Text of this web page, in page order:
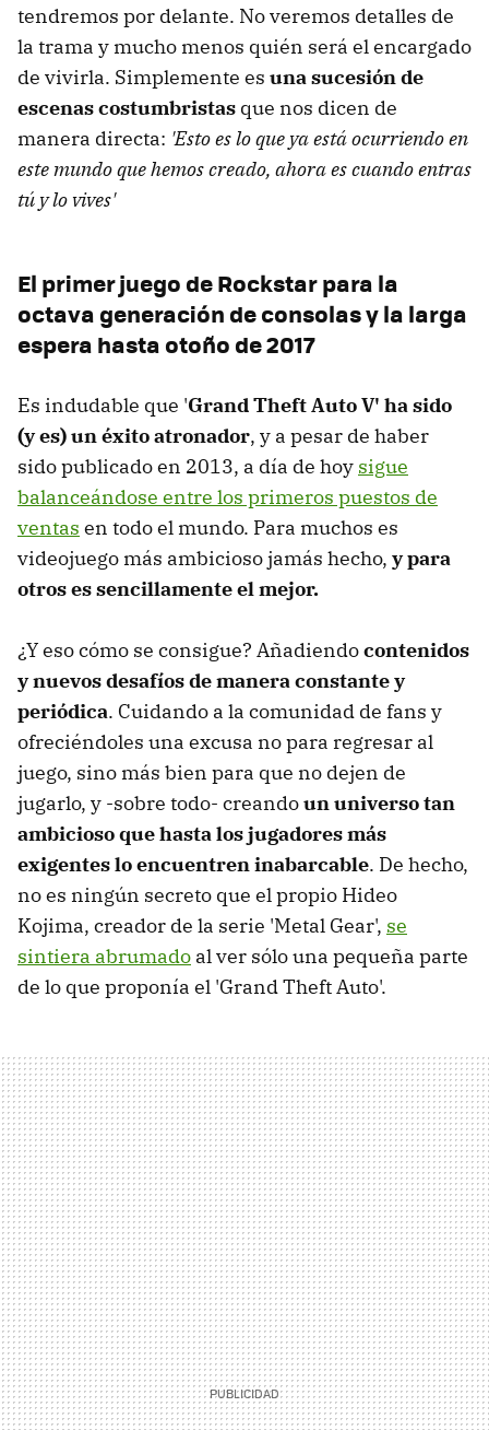
tendremos por delante. No veremos detalles de
la trama y mucho menos quién será el encargado
de vivirla. Simplemente es una sucesión de
escenas costumbristas que nos dicen de
manera directa: 'Esto es lo que ya está ocurriendo en
este mundo que hemos creado, ahora es cuando entras
tú y lo vives'
El primer juego de Rockstar para la
octava generación de consolas y la larga
espera hasta otoño de 2017
Es indudable que 'Grand Theft Auto V' ha sido
(y es) un éxito atronador, y a pesar de haber
sido publicado en 2013, a día de hoy sigue
balanceándose entre los primeros puestos de
ventas en todo el mundo. Para muchos es
videojuego más ambicioso jamás hecho, y para
otros es sencillamente el mejor.
¿Y eso cómo se consigue? Añadiendocontenidos
y nuevos desafíos de manera constante y
periódica. Cuidando a la comunidad de fans y
ofreciéndoles una excusa no para regresar al
juego, sino más bien para que no dejen de
jugarlo, y -sobre todo- creandoun universo tan
ambicioso que hasta los jugadores más
exigentes lo encuentren inabarcable. De hecho,
no es ningún secreto que el propio Hideo
Kojima, creador de la serie 'Metal Gear', se
sintiera abrumado al ver sólo una pequeña parte
de lo que proponía el 'Grand Theft Auto'.